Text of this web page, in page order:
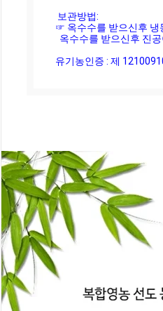
☞ 옥수수를 받으신후 냉
유기농인증 : 제